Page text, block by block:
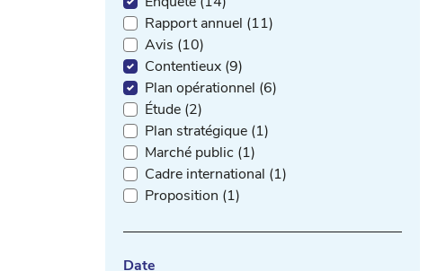
Rapport annuel (11)
Avis (10)
Contentieux (9)
Plan opérationnel (6)
Étude (2)
Plan stratégique (1)
Marché public (1)
Cadre international (1)
Proposition (1)
Date